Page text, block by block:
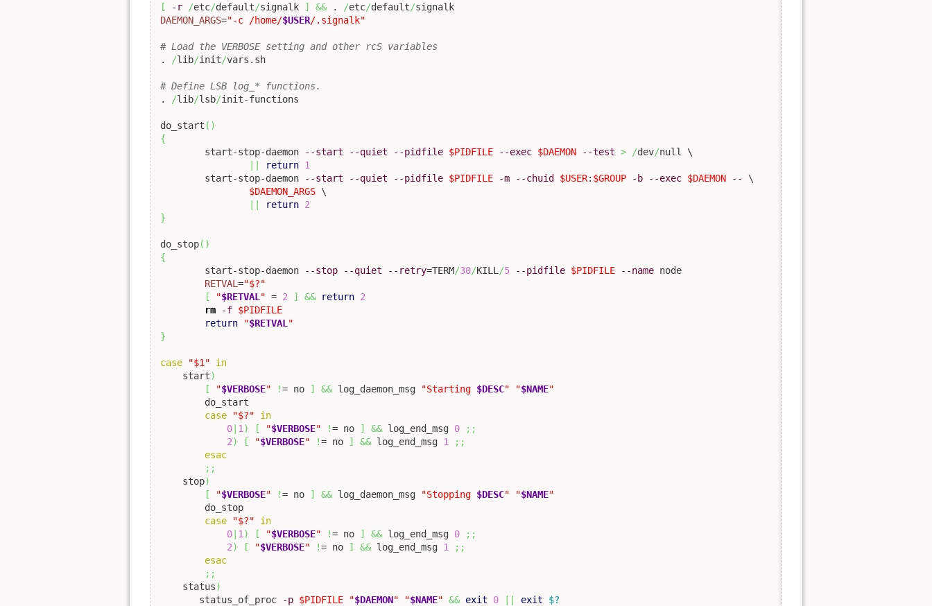
[
-r /etc/default/signalk ] && . /etc/default/
DAEMON_ARGS="-c /home/$USER/.signalk"
# Load the VERBOSE setting and other rcS variables
.
/lib/init/vars.sh
# Define LSB log_* functions.
.
/lib/lsb/init-functions
do_start ( )
{
	start-stop-daemon
--start --quiet --pidfile $PIDFILE --exec $DAEMON --test > /dev/null \
return 1
	start-stop-daemon
--start --quiet --pidfile $PIDFILE -m --chuid $USER: $GROUP -b --exec $DAEMON --
\
$DAEMON_ARGS \
return 2
}
do_stop( )
{
	start-stop-daemon
--stop --quiet --retry=TERM/30/KILL /5 --pidfile $PIDFILE --name node
RETVAL ="$?"
[
"$RETVAL " = 2 ] && return 2
rm
-f $PIDFILE
return
"$RETVAL "
}
case "$1"
in
    start
)
[
"$VERBOSE" != no ] && log_daemon_msg "Starting $DESC" "$NAME"
case
"$?"
in
0 1 ) [ "$VERBOSE" != no ] && log_end_msg 0
;;
2) [ "$VERBOSE" != no ] && log_end_msg 1
;;
esac
;;
    stop
)
[
"$VERBOSE" != no ] && log_daemon_msg "Stopping $DESC" "$NAME"
case
"$?"
in
0 1 ) [ "$VERBOSE" != no ] && log_end_msg 0
;;
2) [ "$VERBOSE" != no ] && log_end_msg 1
;;
esac
;;
    status
)
       status_of_proc
-p $PIDFILE "$DAEMON" "$NAME" && exit 0 exit
$?